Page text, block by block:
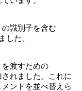
識別子を含む
した。
渡すための
されました。これに
ントを並べ替えら